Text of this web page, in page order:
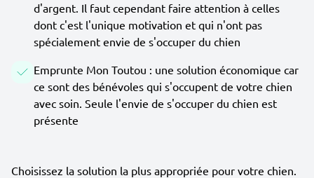
d'argent. Il faut cependant faire attention à celles
dont c'est l'unique motivation et qui n'ont pas
spécialement envie de s'occuper du chien
Emprunte Mon Toutou : une solution économique car
ce sont des bénévoles qui s'occupent de votre chien
avec soin. Seule l'envie de s'occuper du chien est
présente
Choisissez la solution la plus appropriée pour votre chien.